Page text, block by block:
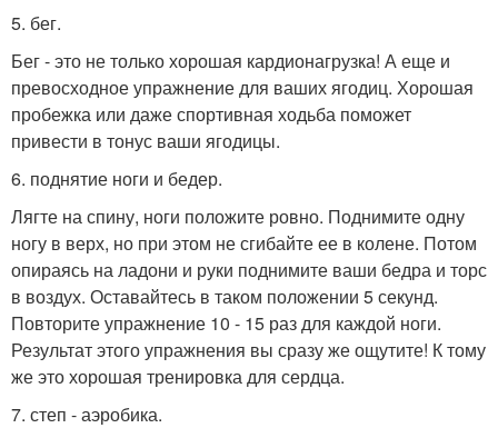
5. бег.
Бег - это не только хорошая кардионагрузка! А еще и
превосходное упражнение для ваших ягодиц. Хорошая
пробежка или даже спортивная ходьба поможет
привести в тонус ваши ягодицы.
6. поднятие ноги и бедер.
Лягте на спину, ноги положите ровно. Поднимите одну
ногу в верх, но при этом не сгибайте ее в колене. Потом
опираясь на ладони и руки поднимите ваши бедра и торс
в воздух. Оставайтесь в таком положении 5 секунд.
Повторите упражнение 10 - 15 раз для каждой ноги.
Результат этого упражнения вы сразу же ощутите! К тому
же это хорошая тренировка для сердца.
7. степ - аэробика.